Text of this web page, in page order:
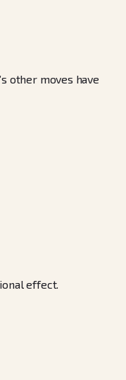
other moves have
effect.